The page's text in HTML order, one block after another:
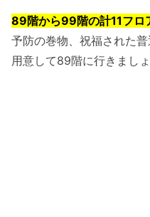
89階から99階の計11フロ
予防の巻物、祝福された
用意して89階に行きましょ